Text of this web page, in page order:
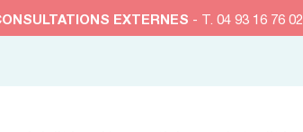
EXTERNES - T. 04 93 16 76 02